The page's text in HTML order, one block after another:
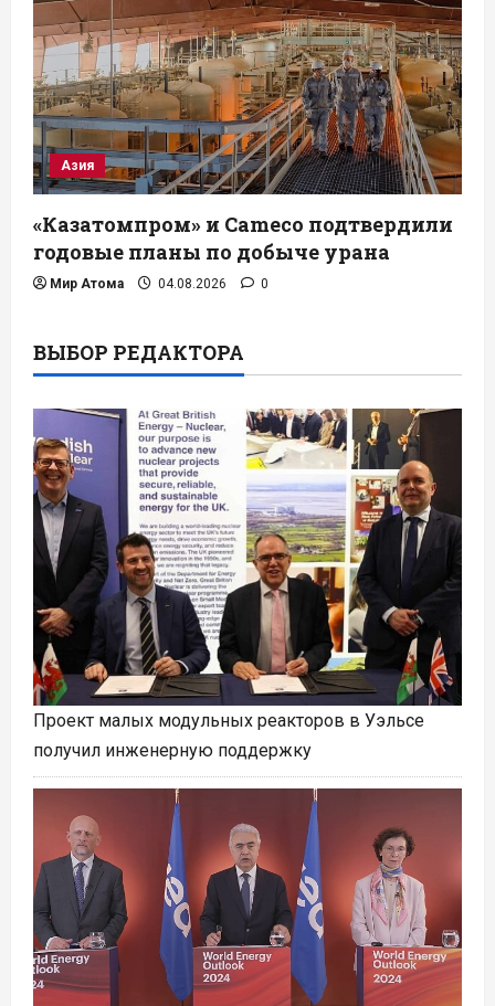
Азия
«Казатомпром» и Cameco подтвердили
годовые планы по добыче урана
Мир Атома 04.08.2026 0
ВЫБОР РЕДАКТОРА
Проект малых модульных реакторов в Уэльсе
получил инженерную поддержку